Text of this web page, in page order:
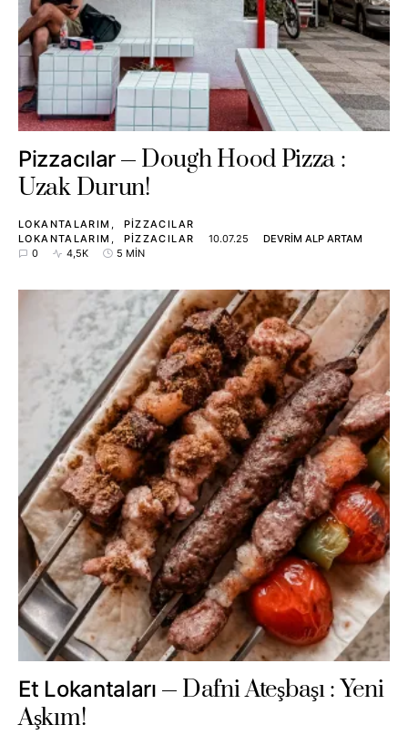
Pizzacılar
Dough Hood Pizza :
Uzak Durun!
LOKANTALARIM
PIZZACILAR
LOKANTALARIM
PIZZACILAR 10.07.25
DEVRIM ALP ARTAM
0
4,5K 5 MIN
Et Lokantaları
Dafni Ateşbaşı : Yeni
Aşkım!